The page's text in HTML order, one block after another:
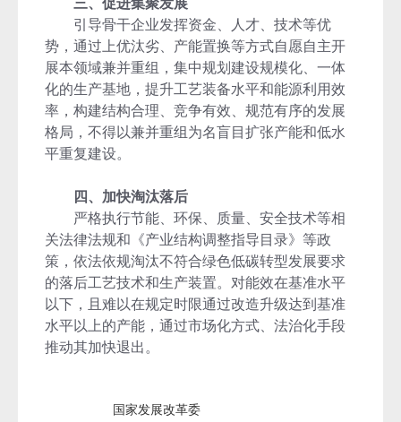
引导骨干企业发挥资金、人才、技术等优
势，通过上优汰劣、产能置换等方式自愿自主开
展本领域兼并重组，集中规划建设规模化、一体
化的生产基地，提升工艺装备水平和能源利用效
率，构建结构合理、竞争有效、规范有序的发展
格局，不得以兼并重组为名盲目扩张产能和低水
平重复建设。
四、加快淘汰落后
严格执行节能、环保、质量、安全技术等相
关法律法规和《产业结构调整指导目录》等政
策，依法依规淘汰不符合绿色低碳转型发展要求
的落后工艺技术和生产装置。对能效在基准水平
以下，且难以在规定时限通过改造升级达到基准
水平以上的产能，通过市场化方式、法治化手段
推动其加快退出。
国家发展改革委